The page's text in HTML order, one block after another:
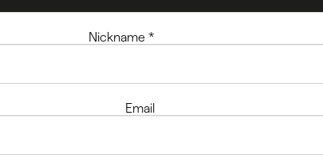
Nickname *
Email